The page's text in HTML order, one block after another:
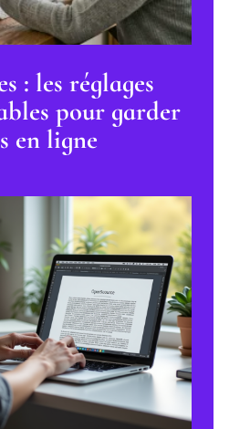
: les réglages
pour garder
en ligne